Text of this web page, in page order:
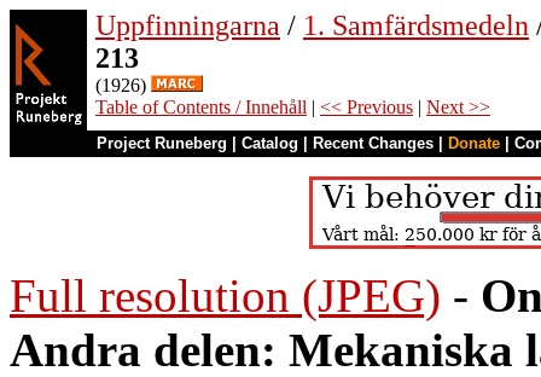
Uppfinningarna / 1. Samfärdsmedeln
213
(1926)
Table of Contents / Innehåll | << Previous | Next >>
Project Runeberg Catalog Recent Changes Donate
Full resolution (JPEG) -
Andra delen: Mekaniska